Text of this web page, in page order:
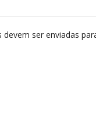
ser enviadas